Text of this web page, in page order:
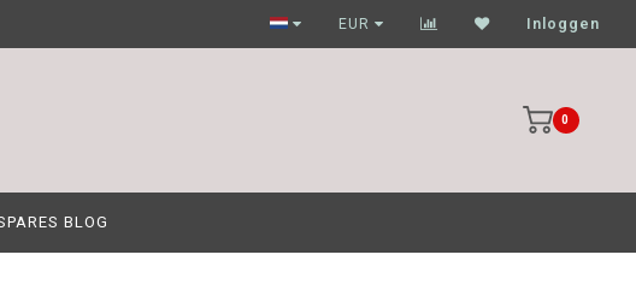
Garagehouders nog scherpere prijzen
EUR Inloggen
0
BLOG